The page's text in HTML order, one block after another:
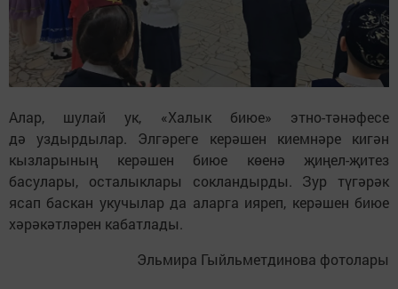
Алар, шулай ук, «Халык биюе» этно-тәнәфесе
дә уздырдылар. Элгәреге керәшен киемнәре кигән
кызларының керәшен биюе көенә җиңел-җитез
басулары, осталыклары сокландырды. Зур түгәрәк
ясап баскан укучылар да аларга ияреп, керәшен биюе
хәрәкәтләрен кабатлады.
Эльмира Гыйльметдинова фотолары